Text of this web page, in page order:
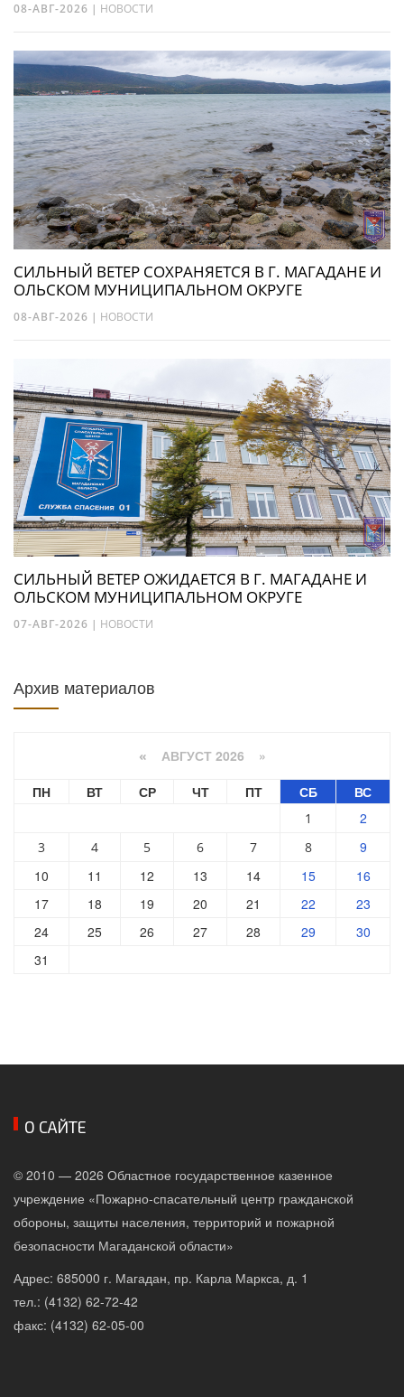
08-АВГ-2026 | НОВОСТИ
СИЛЬНЫЙ ВЕТЕР СОХРАНЯЕТСЯ В Г. МАГАДАНЕ И
ОЛЬСКОМ МУНИЦИПАЛЬНОМ ОКРУГЕ
08-АВГ-2026 | НОВОСТИ
СИЛЬНЫЙ ВЕТЕР ОЖИДАЕТСЯ В Г. МАГАДАНЕ И
ОЛЬСКОМ МУНИЦИПАЛЬНОМ ОКРУГЕ
07-АВГ-2026 | НОВОСТИ
Архив материалов
« АВГУСТ 2026 »
ПН
ВТ СР ЧТ ПТ СБ ВС
1 2
3 4 5 6 7 8
9
10
11 12 13 14 15
16
17
18 19 20 21 22
23
24
25 26 27 28 29
30
31
О САЙТЕ
© 2010 — 2026 Областное государственное казенное
учреждение «Пожарно-спасательный центр гражданской
обороны, защиты населения, территорий и пожарной
безопасности Магаданской области»
Адрес: 685000 г. Магадан, пр. Карла Маркса, д. 1
тел.: (4132) 62-72-42
факс: (4132) 62-05-00